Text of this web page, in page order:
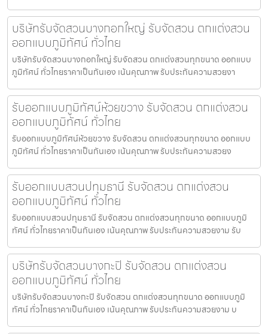
บริษัทรับจัดสวนบางกอกใหญ่ รับจัดสวน ตกแต่งสวน
ออกแบบภูมิทัศน์ ทั่วไทย
บริษัทรับจัดสวนบางกอกใหญ่ รับจัดสวน ตกแต่งสวนทุกขนาด ออกแบบ
ภูมิทัศน์ ทั่วไทยราคาเป็นกันเอง เน้นคุณภาพ รับประกันความสวยงา
รับออกแบบภูมิทัศน์ห้วยขวาง รับจัดสวน ตกแต่งสวน
ออกแบบภูมิทัศน์ ทั่วไทย
รับออกแบบภูมิทัศน์ห้วยขวาง รับจัดสวน ตกแต่งสวนทุกขนาด ออกแบบ
ภูมิทัศน์ ทั่วไทยราคาเป็นกันเอง เน้นคุณภาพ รับประกันความสวยง
รับออกแบบสวนปทุมธานี รับจัดสวน ตกแต่งสวน
ออกแบบภูมิทัศน์ ทั่วไทย
รับออกแบบสวนปทุมธานี รับจัดสวน ตกแต่งสวนทุกขนาด ออกแบบภูมิ
ทัศน์ ทั่วไทยราคาเป็นกันเอง เน้นคุณภาพ รับประกันความสวยงาม รับ
บริษัทรับจัดสวนบางกะปิ รับจัดสวน ตกแต่งสวน
ออกแบบภูมิทัศน์ ทั่วไทย
บริษัทรับจัดสวนบางกะปิ รับจัดสวน ตกแต่งสวนทุกขนาด ออกแบบภูมิ
ทัศน์ ทั่วไทยราคาเป็นกันเอง เน้นคุณภาพ รับประกันความสวยงาม บ